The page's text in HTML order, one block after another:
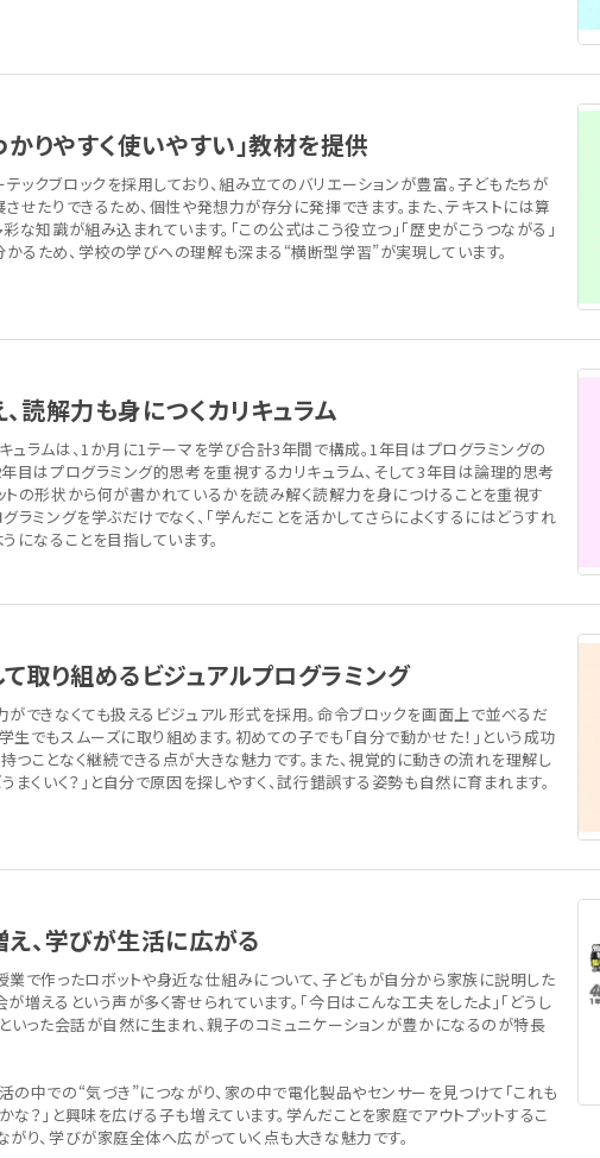
かりやすく使いやすい」教材を提供
ックブロックを採用しており、組み立てのバリエーションが豊富。子どもたちが
させたりできるため、個性や発想力が存分に発揮できます。また、テキストには算
な知識が組み込まれています。「この公式はこう役立つ」「歴史がこうつながる」
るため、学校の学びへの理解も深まる“横断型学習”が実現しています。
読解力も身につくカリキュラム
ュラムは、1か月に1テーマを学び合計3年間で構成。1年目はプログラミングの
目はプログラミング的思考を重視するカリキュラム、そして3年目は論理的思考
トの形状から何が書かれているかを読み解く読解力を身につけることを重視す
ラミングを学ぶだけでなく、「学んだことを活かしてさらによくするにはどうすれ
になることを目指しています。
取り組めるビジュアルプログラミング
ができなくても扱えるビジュアル形式を採用。命令ブロックを画面上で並べるだ
生でもスムーズに取り組めます。初めての子でも「自分で動かせた！」という成功
つことなく継続できる点が大きな魅力です。また、視覚的に動きの流れを理解し
まくいく？」と自分で原因を探しやすく、試行錯誤する姿勢も自然に育まれます。
、学びが生活に広がる
業で作ったロボットや身近な仕組みについて、子どもが自分から家族に説明した
増えるという声が多く寄せられています。「今日はこんな工夫をしたよ」「どうし
といった会話が自然に生まれ、親子のコミュニケーションが豊かになるのが特長
の中での“気づき”につながり、家の中で電化製品やセンサーを見つけて「これも
？」と興味を広げる子も増えています。学んだことを家庭でアウトプットするこ
がり、学びが家庭全体へ広がっていく点も大きな魅力です。